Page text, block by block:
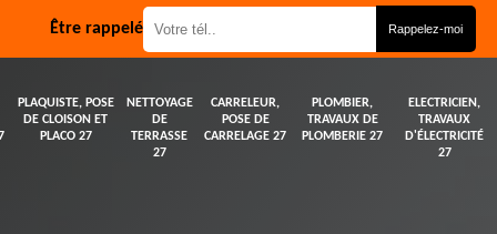
Être rappelé
PLAQUISTE, POSE
DE CLOISON ET
PLACO 27
NETTOYAGE
DE
TERRASSE
27
CARRELEUR,
POSE DE
CARRELAGE 27
PLOMBIER,
TRAVAUX DE
PLOMBERIE 27
ELECTRICIEN,
TRAVAUX
D'ÉLECTRICITÉ
27